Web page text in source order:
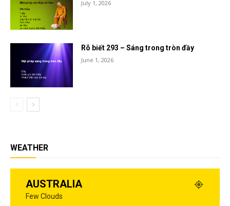
July 1, 2026
Rõ biết 293 – Sáng trong tròn đầy
June 1, 2026
WEATHER
AUSTRALIA
Few Clouds